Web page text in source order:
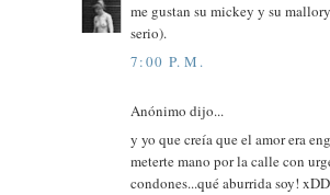
me gustan su mickey y su
serio).
7:00 P. M.
Anónimo dijo...
y yo que creía que el amor era
meterte mano por la calle con
condones...qué aburrida soy! xDD